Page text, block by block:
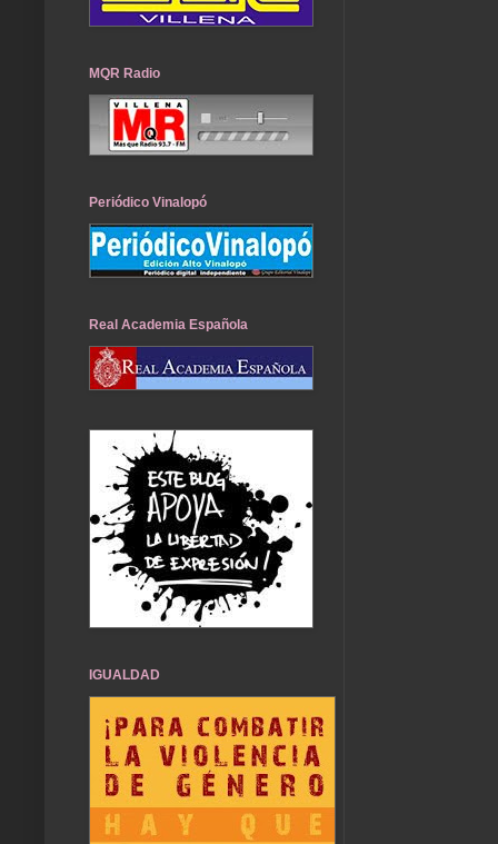
MQR Radio
Periódico Vinalopó
Real Academia Española
IGUALDAD